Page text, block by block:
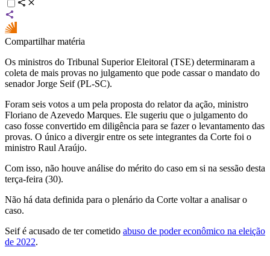
Compartilhar matéria
Os ministros do Tribunal Superior Eleitoral (TSE) determinaram a
coleta de mais provas no julgamento que pode cassar o mandato do
senador Jorge Seif (PL-SC).
Foram seis votos a um pela proposta do relator da ação, ministro
Floriano de Azevedo Marques. Ele sugeriu que o julgamento do
caso fosse convertido em diligência para se fazer o levantamento das
provas. O único a divergir entre os sete integrantes da Corte foi o
ministro Raul Araújo.
Com isso, não houve análise do mérito do caso em si na sessão desta
terça-feira (30).
Não há data definida para o plenário da Corte voltar a analisar o
caso.
Seif é acusado de ter cometido abuso de poder econômico na eleição
de 2022.